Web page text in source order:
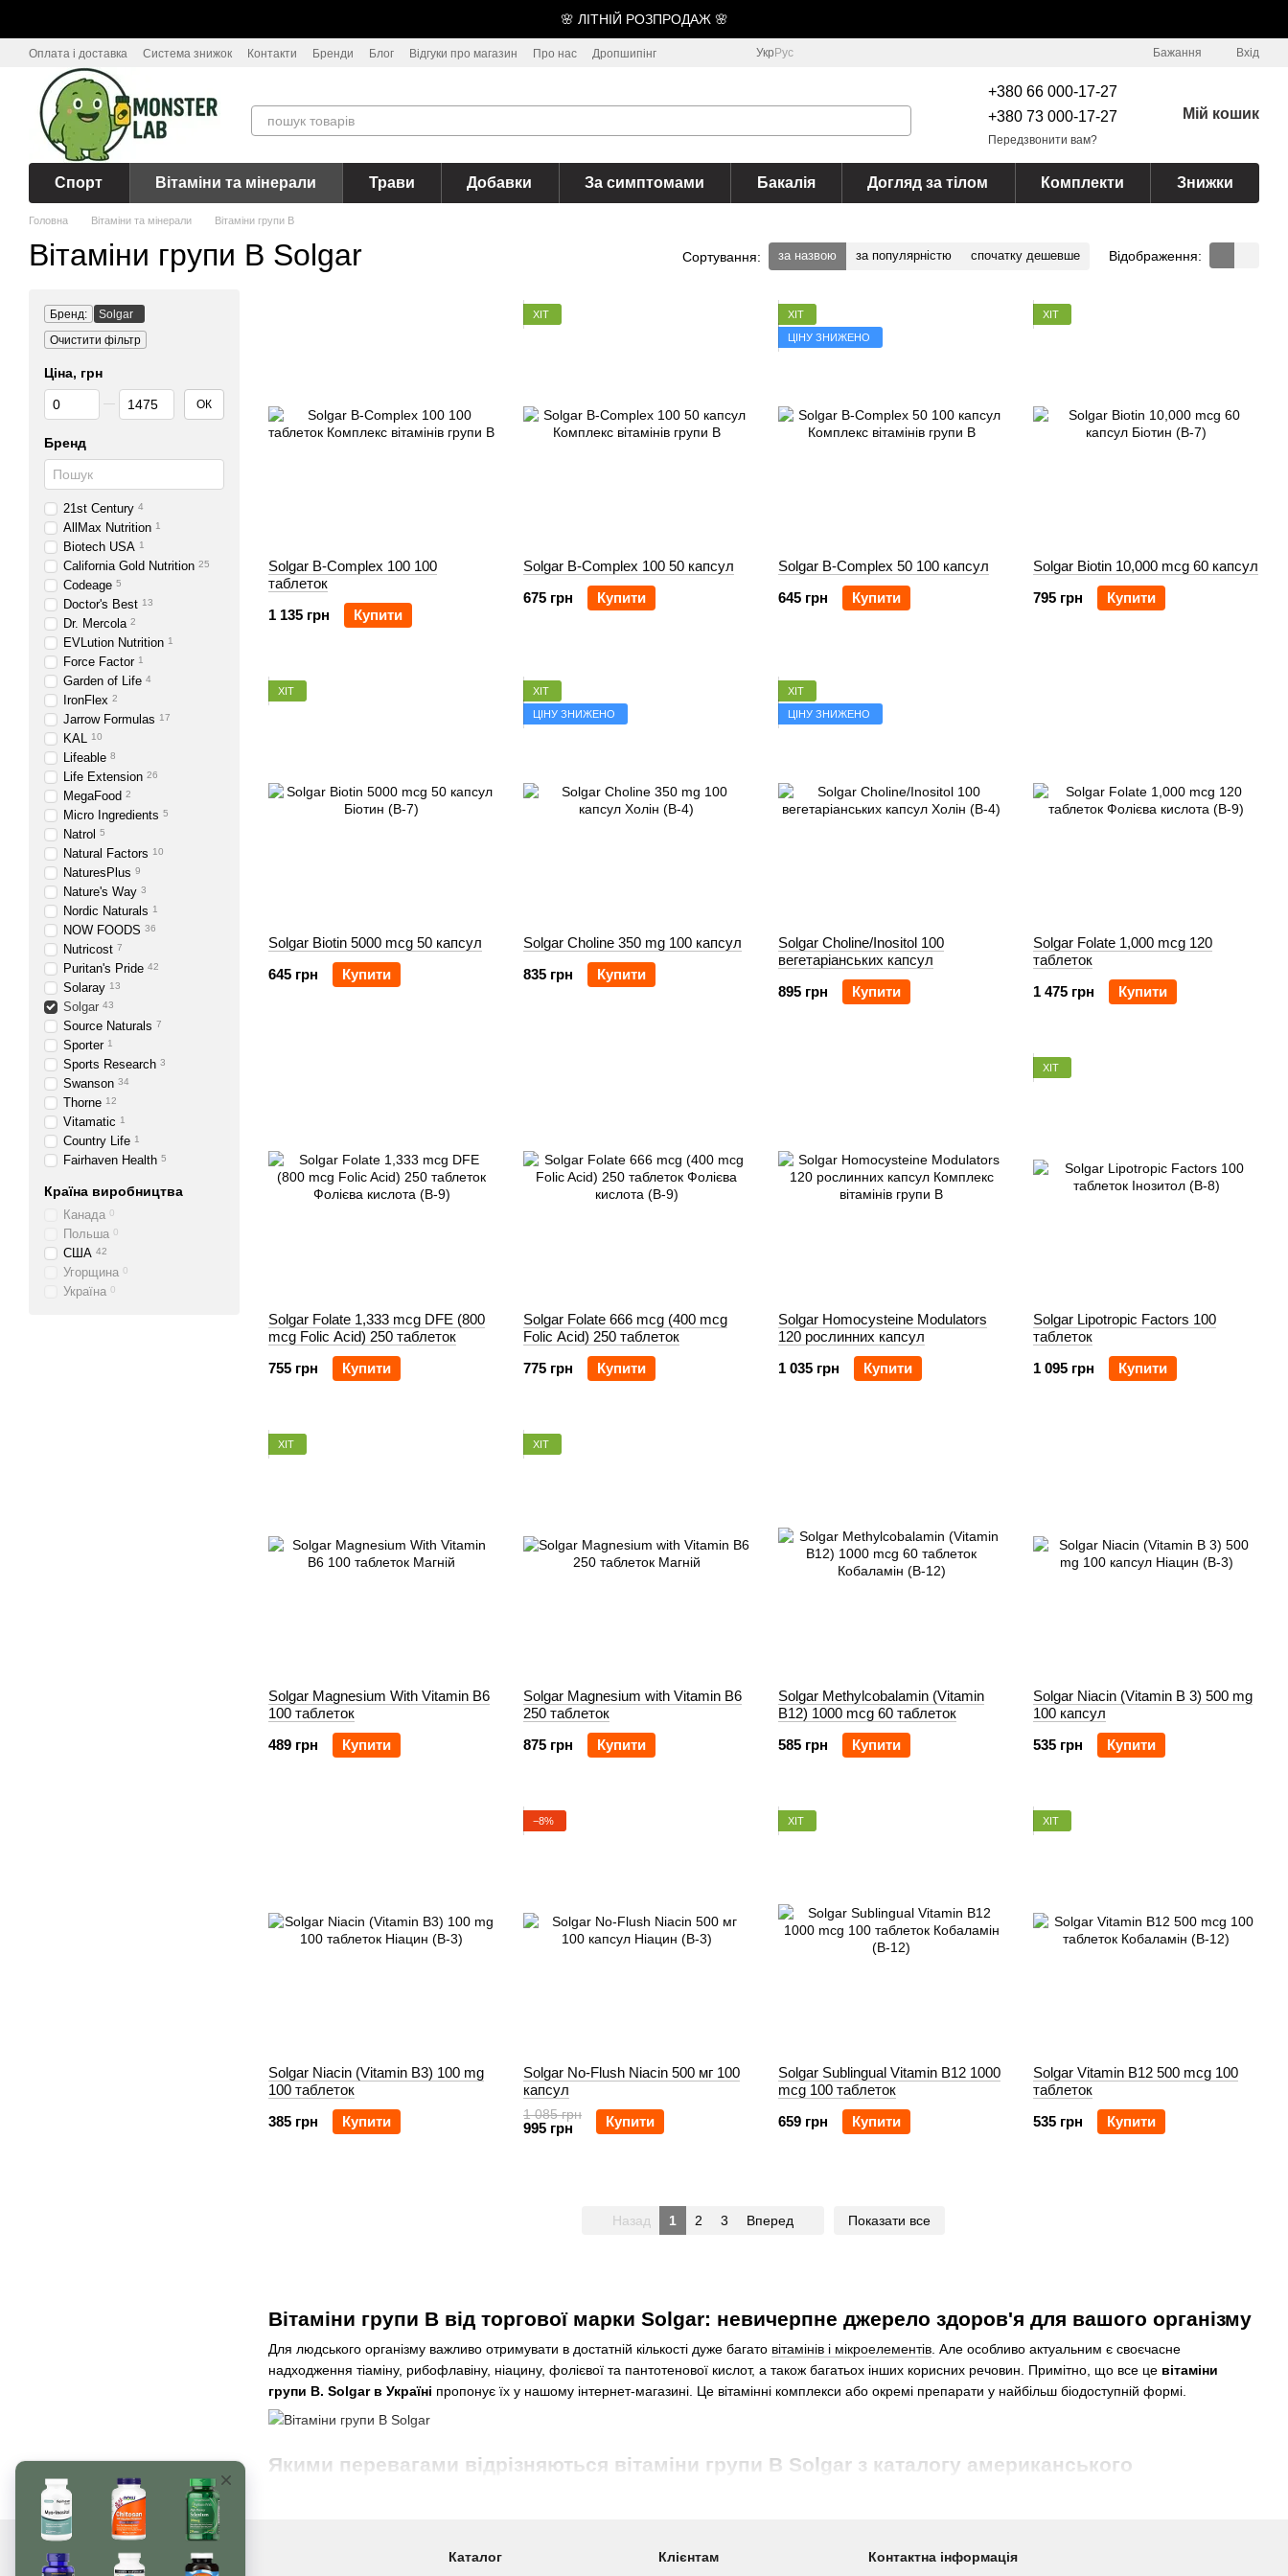
🌸 ЛІТНІЙ РОЗПРОДАЖ 🌸
Оплата і доставка Система знижок Контакти Бренди Блог Відгуки про магазин Про нас Дропшипінг Укр Рус Бажання Вхід
+380 66 000-17-27
+380 73 000-17-27
Передзвонити вам?
Мій кошик
Спорт Вітаміни та мінерали Трави Добавки За симптомами Бакалія Догляд за тілом Комплекти Знижки
Головна Вітаміни та мінерали Вітаміни групи B
Вітаміни групи B Solgar Сортування: за назвою за популярністю спочатку дешевше Відображення:
Вітаміни групи B від торгової марки Solgar: невичерпне джерело здоров'я для вашого організму
Для людського організму важливо отримувати в достатній кількості дуже багато вітамінів і мікроелементів . Але особливо актуальним є своєчасне
надходження тіаміну, рибофлавіну, ніацину, фолієвої та пантотенової кислот, а також багатьох інших корисних речовин. Примітно, що все це вітаміни
групи B. Solgar в Україні пропонує їх у нашому інтернет-магазині. Це вітамінні комплекси або окремі препарати у найбільш біодоступній формі.
Якими перевагами відрізняються вітаміни групи B Solgar з каталогу американського
магазину, то вони допоможуть заповнити дефіцит цих цінних речовин.
Solgar B-Complex 100 100
таблеток
1 135 грн
Купити
ХІТ
Solgar B-Complex 100 50 капсул
675 грн
Купити
ХІТ
ЦІНУ ЗНИЖЕНО
Solgar B-Complex 50 100 капсул
645 грн
Купити
ХІТ
Solgar Biotin 10,000 mcg 60 капсул
795 грн
Купити
ХІТ
Solgar Biotin 5000 mcg 50 капсул
645 грн
Купити
ХІТ
ЦІНУ ЗНИЖЕНО
Solgar Choline 350 mg 100 капсул
835 грн
Купити
ХІТ
ЦІНУ ЗНИЖЕНО
Solgar Choline/Inositol 100
вегетаріанських капсул
895 грн
Купити
Solgar Folate 1,000 mcg 120
таблеток
1 475 грн
Купити
Solgar Folate 1,333 mcg DFE (800
mcg Folic Acid) 250 таблеток
755 грн
Купити
Solgar Folate 666 mcg (400 mcg
Folic Acid) 250 таблеток
775 грн
Купити
Solgar Homocysteine Modulators
120 рослинних капсул
1 035 грн
Купити
ХІТ
Solgar Lipotropic Factors 100
таблеток
1 095 грн
Купити
ХІТ
Solgar Magnesium With Vitamin B6
100 таблеток
489 грн
Купити
ХІТ
Solgar Magnesium with Vitamin B6
250 таблеток
875 грн
Купити
Solgar Methylcobalamin (Vitamin
B12) 1000 mcg 60 таблеток
585 грн
Купити
Solgar Niacin (Vitamin B 3) 500 mg
100 капсул
535 грн
Купити
Solgar Niacin (Vitamin B3) 100 mg
100 таблеток
385 грн
Купити
−8%
Solgar No-Flush Niacin 500 мг 100
капсул
1 085 грн
995 грн Купити
ХІТ
Solgar Sublingual Vitamin B12 1000
mcg 100 таблеток
659 грн
Купити
ХІТ
Solgar Vitamin B12 500 mcg 100
таблеток
535 грн
Купити
Назад 1 2 3 Вперед Показати все
Бренд:
Solgar
Очистити фільтр
Ціна, грн
Від Ціна, грн
До Ціна, грн ОК
Бренд
21st Century 4
AllMax Nutrition 1
Biotech USA 1
California Gold Nutrition 25
Codeage 5
Doctor's Best 13
Dr. Mercola 2
EVLution Nutrition 1
Force Factor 1
Garden of Life 4
IronFlex 2
Jarrow Formulas 17
KAL 10
Lifeable 8
Life Extension 26
MegaFood 2
Micro Ingredients 5
Natrol 5
Natural Factors 10
NaturesPlus 9
Nature's Way 3
Nordic Naturals 1
NOW FOODS 36
Nutricost 7
Puritan's Pride 42
Solaray 13
Solgar 43
Source Naturals 7
Sporter 1
Sports Research 3
Swanson 34
Thorne 12
Vitamatic 1
Country Life 1
Fairhaven Health 5
Країна виробництва
Канада 0
Польша 0
США 42
Угорщина 0
Україна 0
Каталог Клієнтам Контактна інформація